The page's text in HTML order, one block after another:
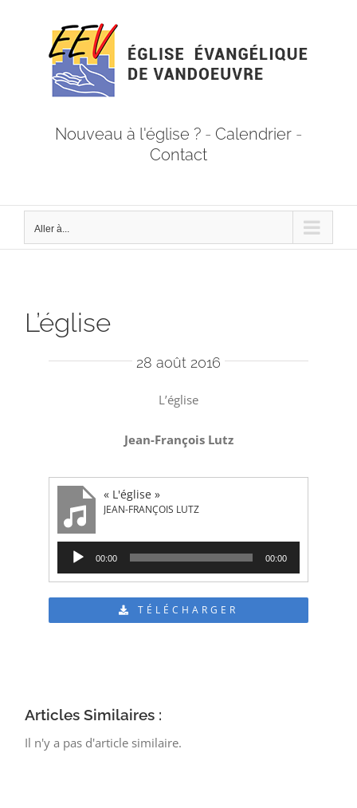
Nouveau à l'église ? - Calendrier -
Contact
Aller à...
L’église
28 août 2016
L’église
Jean-François Lutz
« L'église »
JEAN-FRANÇOIS LUTZ
Lecteur
audio
00:00 00:00
TÉLÉCHARGER
Articles Similaires :
Il n'y a pas d'article similaire.